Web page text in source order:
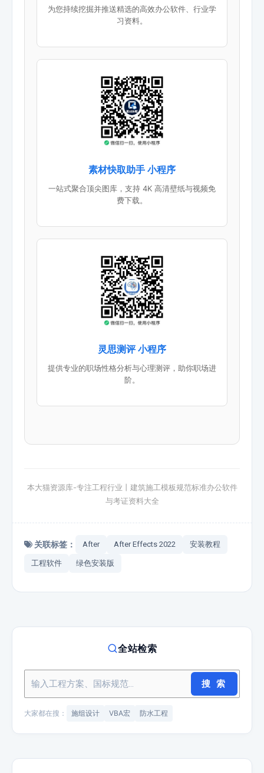
为您持续挖掘并推送精选的高效办公软件、行业学
习资料。
素材快取助手 小程序
一站式聚合顶尖图库，支持 4K 高清壁纸与视频免
费下载。
灵思测评 小程序
提供专业的职场性格分析与心理测评，助你职场进
阶。
本大猫资源库-专注工程行业丨建筑施工模板规范标准办公软件
与考证资料大全
关联标签： After After Effects 2022 安装教程
工程软件 绿色安装版
全站检索
搜 索
大家都在搜： 施组设计 VBA宏 防水工程